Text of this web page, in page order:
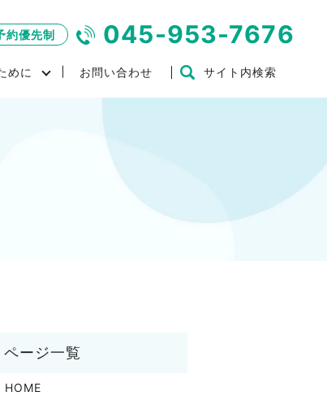
めに お問い合わせ サイト内検索
約優先制 045-953-7676
HOME